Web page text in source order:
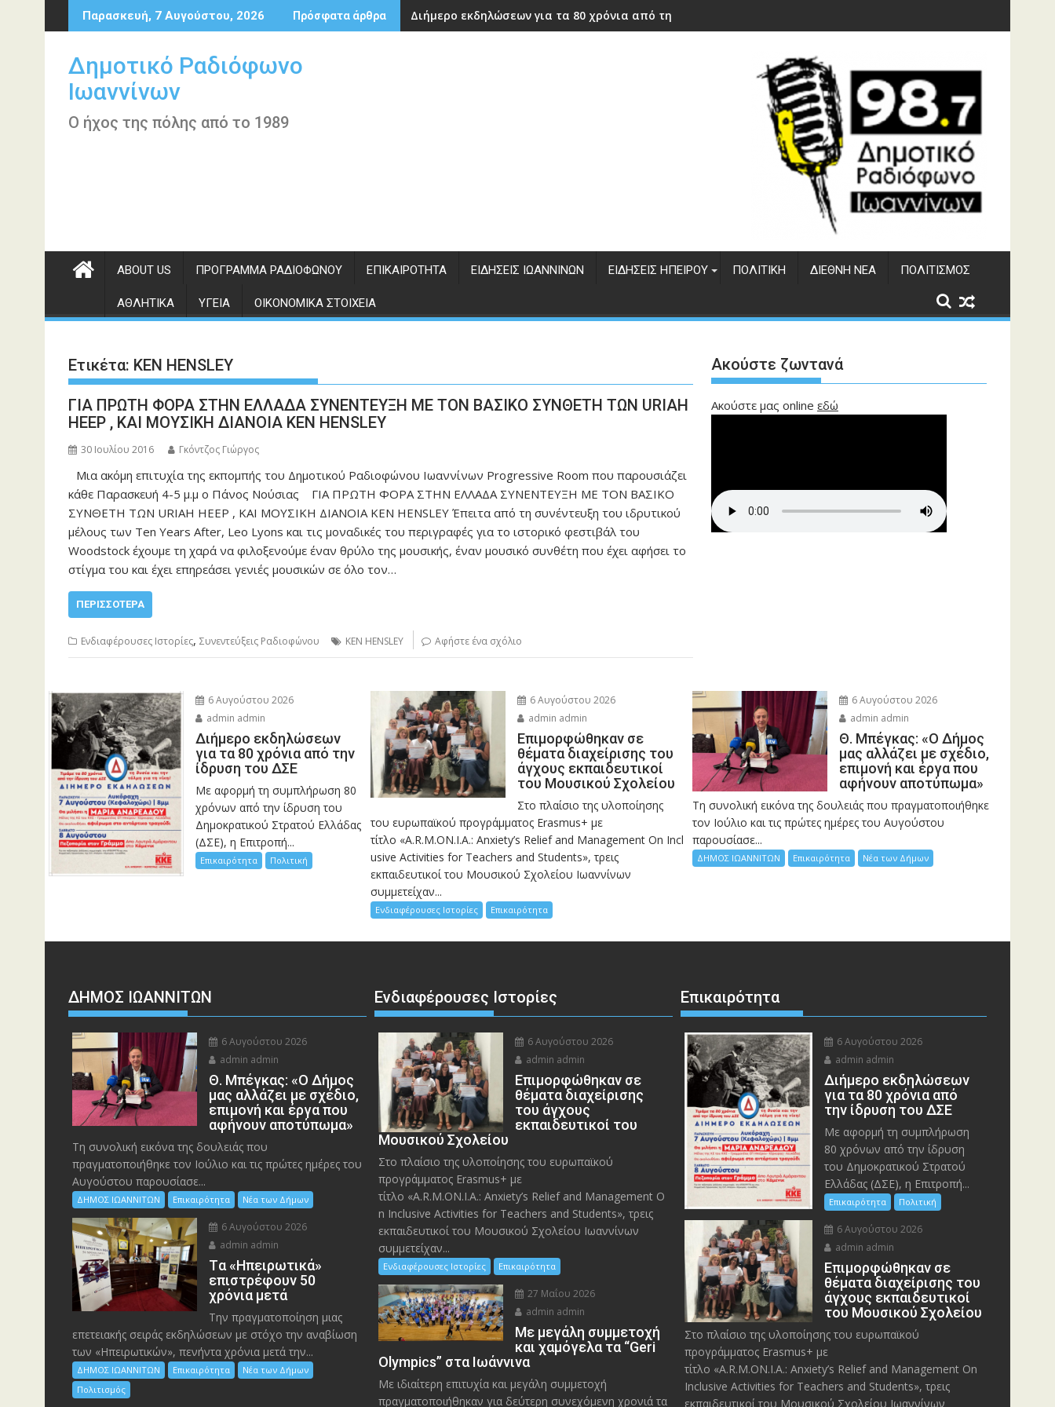
Περάστε
στο
Παρασκευή, 7 Αυγούστου, 2026 Πρόσφατα άρθρα Διήμερο εκδηλώσεων για τα 80 χρόνια από την ίδρυση του ΔΣΕ
Δημοτικό Ραδιόφωνο
Ιωαννίνων
Ο ήχος της πόλης από το 1989
ABOUT US ΠΡΌΓΡΑΜΜΑ ΡΑΔΙΟΦΏΝΟΥ ΕΠΙΚΑΙΡΌΤΗΤΑ ΕΙΔΉΣΕΙΣ ΙΩΑΝΝΊΝΩΝ ΕΙΔΉΣΕΙΣ ΗΠΕΊΡΟΥ ΠΟΛΙΤΙΚΉ ΔΙΕΘΝΉ ΝΈΑ ΠΟΛΙΤΙΣΜΌΣ
ΑΘΛΗΤΙΚΆ ΥΓΕΊΑ ΟΙΚΟΝΟΜΙΚΆ ΣΤΟΙΧΕΊΑ
Ετικέτα: KEN HENSLEY
ΓΙΑ ΠΡΩΤΗ ΦΟΡΑ ΣΤΗΝ ΕΛΛΑΔΑ ΣΥΝΕΝΤΕΥΞΗ ΜΕ ΤΟΝ ΒΑΣΙΚΟ ΣΥΝΘΕΤΗ ΤΩΝ URIAH
HEEP , ΚΑΙ ΜΟΥΣΙΚΗ ΔΙΑΝΟΙΑ KEN HENSLEY
30 Ιουλίου 2016 Γκόντζος Γιώργος
Μια ακόμη επιτυχία της εκπομπής του Δημοτικού Ραδιοφώνου Ιωαννίνων Progressive Room που παρουσιάζει
κάθε Παρασκευή 4-5 μ.μ ο Πάνος Νούσιας ΓΙΑ ΠΡΩΤΗ ΦΟΡΑ ΣΤΗΝ ΕΛΛΑΔΑ ΣΥΝΕΝΤΕΥΞΗ ΜΕ ΤΟΝ ΒΑΣΙΚΟ
ΣΥΝΘΕΤΗ ΤΩΝ URIAH HEEP , ΚΑΙ ΜΟΥΣΙΚΗ ΔΙΑΝΟΙΑ KEN HENSLEY Έπειτα από τη συνέντευξη του ιδρυτικού
μέλους των Ten Years After, Leo Lyons και τις μοναδικές του περιγραφές για το ιστορικό φεστιβάλ του
Woodstock έχουμε τη χαρά να φιλοξενούμε έναν θρύλο της μουσικής, έναν μουσικό συνθέτη που έχει αφήσει το
στίγμα του και έχει επηρεάσει γενιές μουσικών σε όλο τον…
ΠΕΡΙΣΣΌΤΕΡΑ
Ενδιαφέρουσες Ιστορίες, Συνεντεύξεις Ραδιοφώνου KEN HENSLEY Αφήστε ένα σχόλιο
Ακούστε ζωντανά
Ακούστε μας online εδώ
6 Αυγούστου 2026
admin admin
Διήμερο εκδηλώσεων
για τα 80 χρόνια από την
ίδρυση του ΔΣΕ
Με αφορμή τη συμπλήρωση 80
χρόνων από την ίδρυση του
Δημοκρατικού Στρατού Ελλάδας
(ΔΣΕ), η Επιτροπή...
Επικαιρότητα Πολιτική
6 Αυγούστου 2026
admin admin
Eπιμορφώθηκαν σε
θέματα διαχείρισης του
άγχους εκπαιδευτικοί
του Μουσικού Σχολείου
Στο πλαίσιο της υλοποίησης
του ευρωπαϊκού προγράμματος Erasmus+ με
τίτλο «A.R.M.ON.I.A.: Anxiety’s Relief and Management On Incl
usive Activities for Teachers and Students», τρεις
εκπαιδευτικοί του Μουσικού Σχολείου Ιωαννίνων
συμμετείχαν...
Ενδιαφέρουσες Ιστορίες Επικαιρότητα
6 Αυγούστου 2026
admin admin
Θ. Μπέγκας: «Ο Δήμος
μας αλλάζει με σχέδιο,
επιμονή και έργα που
αφήνουν αποτύπωμα»
Τη συνολική εικόνα της δουλειάς που πραγματοποιήθηκε
τον Ιούλιο και τις πρώτες ημέρες του Αυγούστου
παρουσίασε...
ΔΗΜΟΣ ΙΩΑΝΝΙΤΩΝ Επικαιρότητα Νέα των Δήμων
ΔΗΜΟΣ ΙΩΑΝΝΙΤΩΝ
6 Αυγούστου 2026
admin admin
Θ. Μπέγκας: «Ο Δήμος
μας αλλάζει με σχέδιο,
επιμονή και έργα που
αφήνουν αποτύπωμα»
Τη συνολική εικόνα της δουλειάς που
πραγματοποιήθηκε τον Ιούλιο και τις πρώτες ημέρες του
Αυγούστου παρουσίασε...
ΔΗΜΟΣ ΙΩΑΝΝΙΤΩΝ Επικαιρότητα Νέα των Δήμων
6 Αυγούστου 2026
admin admin
Tα «Ηπειρωτικά»
επιστρέφουν 50
χρόνια μετά
Την πραγματοποίηση μιας
επετειακής σειράς εκδηλώσεων με στόχο την αναβίωση
των «Ηπειρωτικών», πενήντα χρόνια μετά την...
ΔΗΜΟΣ ΙΩΑΝΝΙΤΩΝ Επικαιρότητα
Νέα των Δήμων
Πολιτισμός
Ενδιαφέρουσες Ιστορίες
6 Αυγούστου 2026
admin admin
Eπιμορφώθηκαν σε
θέματα διαχείρισης
του άγχους
εκπαιδευτικοί του
Μουσικού Σχολείου
Στο πλαίσιο της υλοποίησης του ευρωπαϊκού
προγράμματος Erasmus+ με
τίτλο «A.R.M.ON.I.A.: Anxiety’s Relief and Management O
n Inclusive Activities for Teachers and Students», τρεις
εκπαιδευτικοί του Μουσικού Σχολείου Ιωαννίνων
συμμετείχαν...
Ενδιαφέρουσες Ιστορίες Επικαιρότητα
27 Μαΐου 2026
admin admin
Με μεγάλη συμμετοχή
και χαμόγελα τα “Geri
Olympics” στα Ιωάννινα
Με ιδιαίτερη επιτυχία και μεγάλη συμμετοχή
πραγματοποιήθηκαν για δεύτερη συνεχόμενη χρονιά τα
Επικαιρότητα
6 Αυγούστου 2026
admin admin
Διήμερο εκδηλώσεων
για τα 80 χρόνια από
την ίδρυση του ΔΣΕ
Με αφορμή τη συμπλήρωση
80 χρόνων από την ίδρυση
του Δημοκρατικού Στρατού
Ελλάδας (ΔΣΕ), η Επιτροπή...
Επικαιρότητα Πολιτική
6 Αυγούστου 2026
admin admin
Eπιμορφώθηκαν σε
θέματα διαχείρισης του
άγχους εκπαιδευτικοί
του Μουσικού Σχολείου
Στο πλαίσιο της υλοποίησης του ευρωπαϊκού
προγράμματος Erasmus+ με
τίτλο «A.R.M.ON.I.A.: Anxiety’s Relief and Management On
Inclusive Activities for Teachers and Students», τρεις
εκπαιδευτικοί του Μουσικού Σχολείου Ιωαννίνων